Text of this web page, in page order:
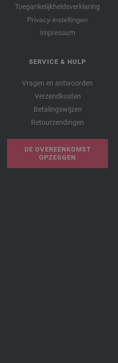
Toegankelijkheidsverklaring
Privacy-instellingen
Impressum
SERVICE & HULP
Vragen en antwoorden
Verzendkosten
Betalingswijzen
Retourzendingen
DE OVEREENKOMST
OPZEGGEN